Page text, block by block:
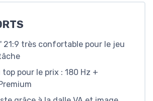
21:9 très confortable pour le jeu
pour le prix : 180 Hz +